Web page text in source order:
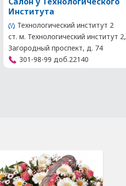
Института
Технологический институт 2
ст. м. Технологический институт 2,
Загородный проспект, д. 74
301-98-99 доб.22140